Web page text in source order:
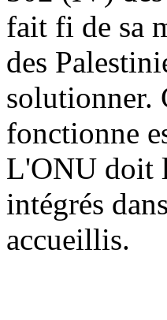
fait fi de sa
des
solutionner.
fonctionne
L'ONU doit
intégrés
accueillis.